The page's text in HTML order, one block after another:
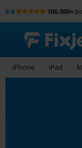
9.0 100.000+
iPhone iPad